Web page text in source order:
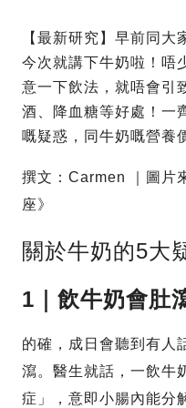
【最新研究】早前同大
今次就講下牛奶啦！唔
意一下飲法，就唔會引
酒、降血糖等好處！一
嘅疑惑，同牛奶嘅營養
撰文：Carmen ｜圖片
座》
關於牛奶的5大
1｜飲牛奶會肚
的確，成日會聽到有人
瀉。醫生就話，一飲牛
症」，意即小腸內能分